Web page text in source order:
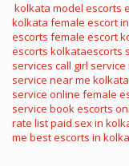
kolkata model escorts
kolkata female escort
escorts female escort
escorts kolkataescorts
services call girl service
service near me
service online female
service book escorts
rate listpaid sex in
me best escorts in